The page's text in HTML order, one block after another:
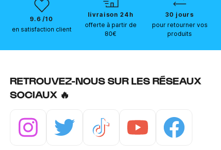
9.6 /10
en satisfaction client
livraison 24h
offerte à partir de
80€
30 jours
pour retourner vos
produits
RETROUVEZ-NOUS SUR LES RÉSEAUX
SOCIAUX 🔥